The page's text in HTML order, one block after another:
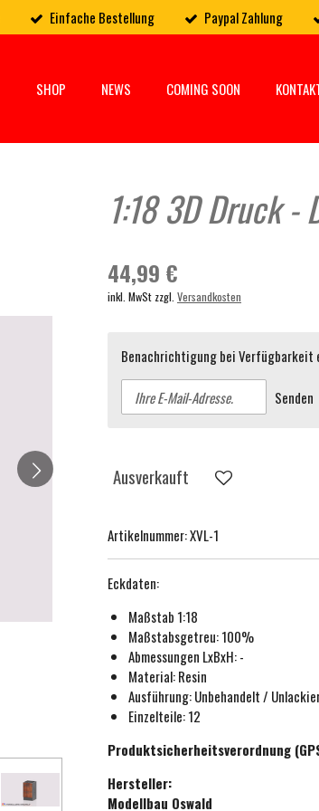
Einfache Bestellung Paypal Zahlung
SHOP NEWS COMING SOON
1:18 3D Druck -
44,99 €
inkl. MwSt zzgl. Versandkosten
Benachrichtigung bei Verfügbarkeit
Senden
Ausverkauft
Artikelnummer:XVL-1
Eckdaten:
Maßstab 1:18
Maßstabsgetreu:100%
Abmessungen LxBxH: -
Material: Resin
Ausführung:Unbehandelt /
Einzelteile: 12
Produktsicherheitsverordnung
Hersteller:
Modellbau Oswald